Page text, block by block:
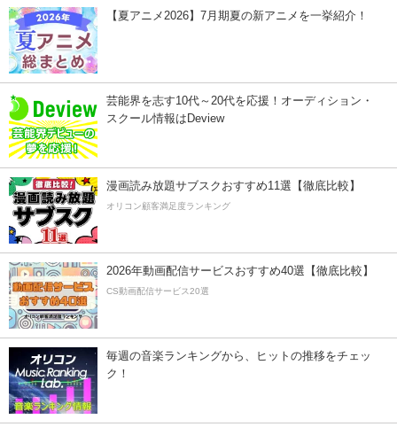
【夏アニメ2026】7月期夏の新アニメを一挙紹介！
芸能界を志す10代～20代を応援！オーディション・
スクール情報はDeview
漫画読み放題サブスクおすすめ11選【徹底比較】
オリコン顧客満足度ランキング
2026年動画配信サービスおすすめ40選【徹底比較】
CS動画配信サービス20選
毎週の音楽ランキングから、ヒットの推移をチェッ
ク！